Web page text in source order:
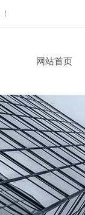
！
网站首页